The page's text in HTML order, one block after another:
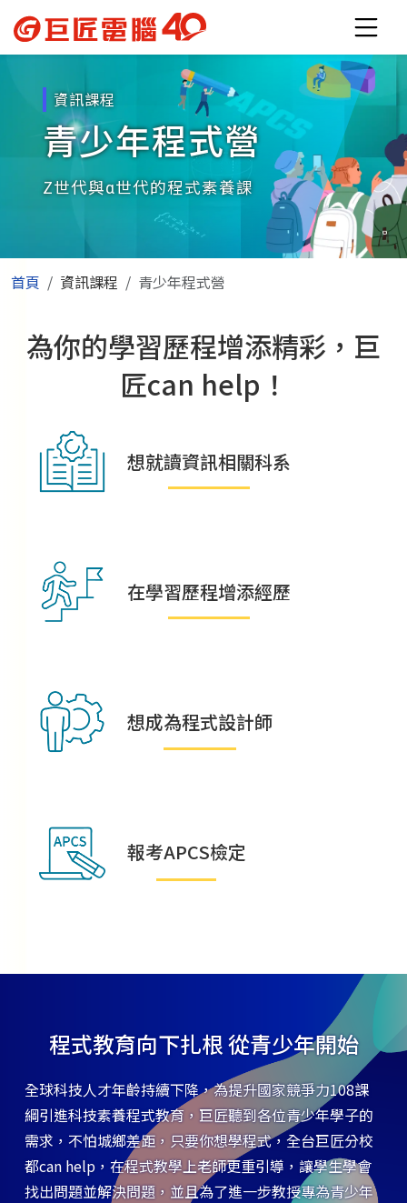
資訊課程
青少年程式營
Z世代與α世代的程式素養課
首頁 資訊課程 青少年程式營
為你的學習歷程增添精彩，巨
匠can help！
想就讀資訊相關科系
在學習歷程增添經歷
想成為程式設計師
報考APCS檢定
程式教育向下扎根 從青少年開始
全球科技人才年齡持續下降，為提升國家競爭力108課
綱引進科技素養程式教育，巨匠聽到各位青少年學子的
需求，不怕城鄉差距，只要你想學程式，全台巨匠分校
都can help，在程式教學上老師更重引導，讓學生學會
找出問題並解決問題，並且為了進一步教授專為青少年